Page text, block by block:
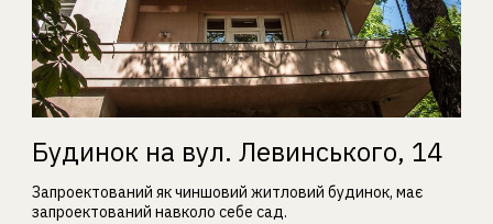
Будинок на вул. Левинського, 14
Запроектований як чиншовий житловий будинок, має
запроектований навколо себе сад.